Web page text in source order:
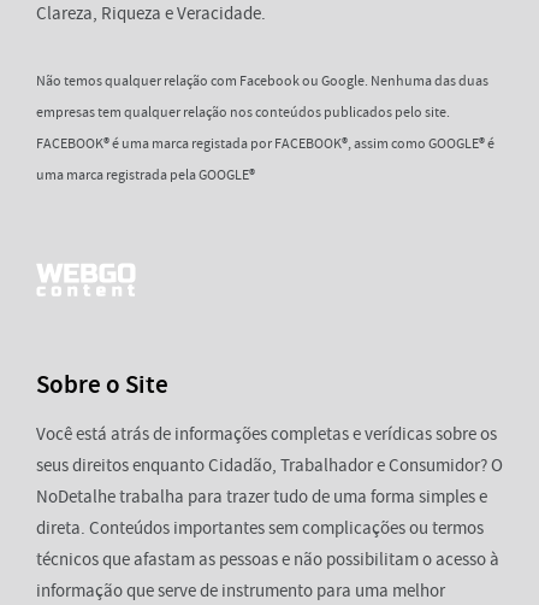
Clareza, Riqueza e Veracidade.
Não temos qualquer relação com Facebook ou Google. Nenhuma das duas
empresas tem qualquer relação nos conteúdos publicados pelo site.
FACEBOOK® é uma marca registada por FACEBOOK®, assim como GOOGLE® é
uma marca registrada pela GOOGLE®
Sobre o Site
Você está atrás de informações completas e verídicas sobre os
seus direitos enquanto Cidadão, Trabalhador e Consumidor? O
NoDetalhe trabalha para trazer tudo de uma forma simples e
direta. Conteúdos importantes sem complicações ou termos
técnicos que afastam as pessoas e não possibilitam o acesso à
informação que serve de instrumento para uma melhor